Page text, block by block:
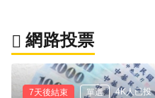
網路投票
7天後結束 單選 4K人已投